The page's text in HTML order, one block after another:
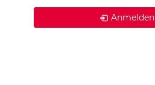
Anmelden